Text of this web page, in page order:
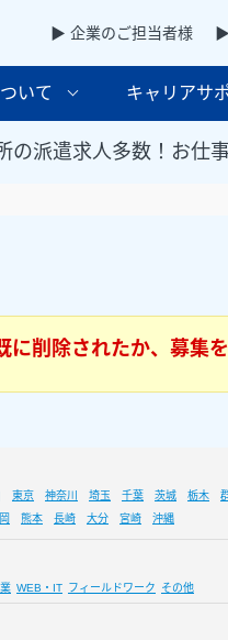
▶ 企業のご担当者様
いて キャリアサ
の派遣求人多数！お仕
に削除されたか、募集を
東京 神奈川 埼玉 千葉 茨城 栃木
熊本 長崎 大分 宮崎 沖縄
WEB・IT フィールドワーク その他